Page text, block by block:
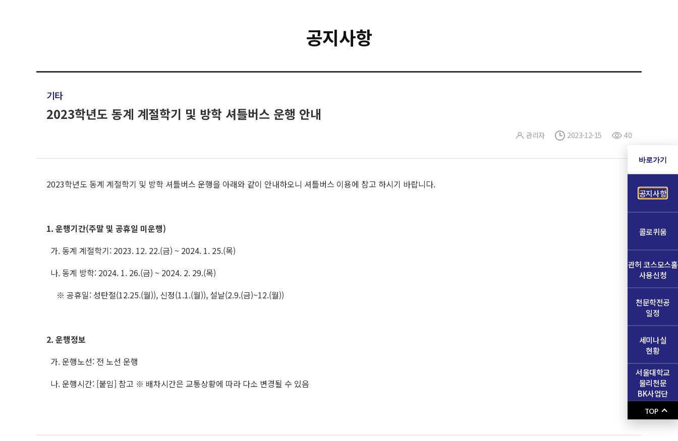
공지사항
기타
2023학년도 동계 계절학기 및 방학 셔틀버스 운행 안내
관리자 2023-12-15 40
2023학년도 동계 계절학기 및 방학 셔틀버스 운행을 아래와 같이 안내하오니 셔틀버스 이용에 참고 하시기 바랍니다.
1. 운행기간(주말 및 공휴일 미운행)
가. 동계 계절학기: 2023. 12. 22.(금) ~ 2024. 1. 25.(목)
나. 동계 방학: 2024. 1. 26.(금) ~ 2024. 2. 29.(목)
※ 공휴일: 성탄절(12.25.(월)), 신정(1.1.(월)), 설날(2.9.(금)~12.(월))
2. 운행정보
가. 운행노선: 전 노선 운행
나. 운행시간: [붙임] 참고 ※ 배차시간은 교통상황에 따라 다소 변경될 수 있음
바로가기
공지사항
콜로퀴움
관허 코스모스홀
사용신청
천문학전공
일정
세미나실
현황
서울대학교
물리천문
BK사업단
TOP